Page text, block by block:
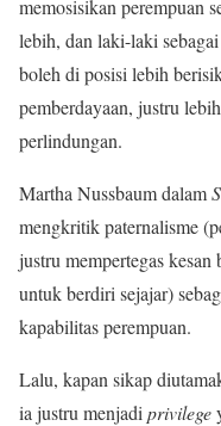
memosisikan perempuan
lebih, dan laki-laki
boleh di posisi lebih
pemberdayaan, justru
perlindungan.
Martha Nussbaum dalam
mengkritik paternalisme
justru mempertegas
untuk berdiri sejajar)
kapabilitas perempuan.
Lalu, kapan sikap
ia justru menjadi privilege